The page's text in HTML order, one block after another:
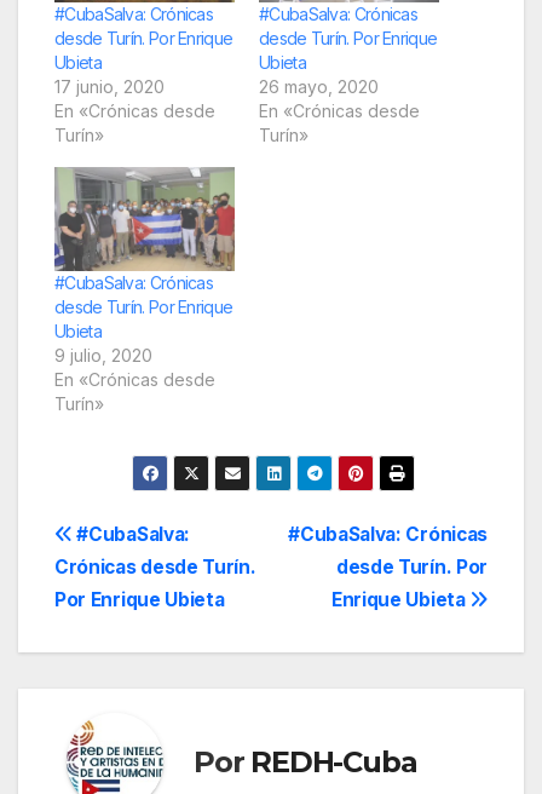
#CubaSalva: Crónicas
desde Turín. Por Enrique
Ubieta
17 junio, 2020
En «Crónicas desde
Turín»
#CubaSalva: Crónicas
desde Turín. Por Enrique
Ubieta
26 mayo, 2020
En «Crónicas desde
Turín»
#CubaSalva: Crónicas
desde Turín. Por Enrique
Ubieta
9 julio, 2020
En «Crónicas desde
Turín»
Navegación
de
entradas
#CubaSalva: Crónicas
desde Turín. Por
Enrique Ubieta
#CubaSalva:
Crónicas desde Turín.
Por Enrique Ubieta
Por REDH-Cuba